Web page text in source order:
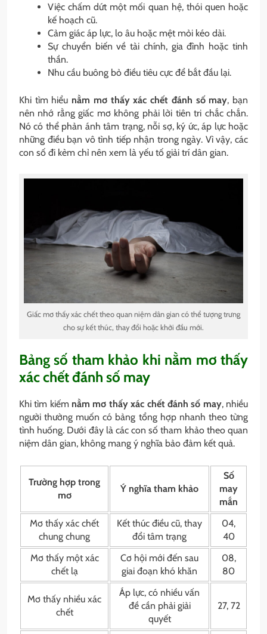
Việc chấm dứt một mối quan hệ, thói quen hoặc
kế hoạch cũ.
Cảm giác áp lực, lo âu hoặc mệt mỏi kéo dài.
Sự chuyển biến về tài chính, gia đình hoặc tinh
thần.
Nhu cầu buông bỏ điều tiêu cực để bắt đầu lại.
Khi tìm hiểu nằm mơ thấy xác chết đánh số may, bạn
nên nhớ rằng giấc mơ không phải lời tiên tri chắc chắn.
Nó có thể phản ánh tâm trạng, nỗi sợ, ký ức, áp lực hoặc
những điều bạn vô tình tiếp nhận trong ngày. Vì vậy, các
con số đi kèm chỉ nên xem là yếu tố giải trí dân gian.
Giấc mơ thấy xác chết theo quan niệm dân gian có thể tượng trưng
cho sự kết thúc, thay đổi hoặc khởi đầu mới.
Bảng số tham khảo khi nằm mơ thấy
xác chết đánh số may
Khi tìm kiếm nằm mơ thấy xác chết đánh số may, nhiều
người thường muốn có bảng tổng hợp nhanh theo từng
tình huống. Dưới đây là các con số tham khảo theo quan
niệm dân gian, không mang ý nghĩa bảo đảm kết quả.
Trường hợp trong
mơ
Ý nghĩa tham khảo
Số
may
mắn
Mơ thấy xác chết
chung chung
Kết thúc điều cũ, thay
đổi tâm trạng
04,
40
Mơ thấy một xác
chết lạ
Cơ hội mới đến sau
giai đoạn khó khăn
08,
80
Mơ thấy nhiều xác
chết
Áp lực, có nhiều vấn
đề cần phải giải
quyết
27, 72